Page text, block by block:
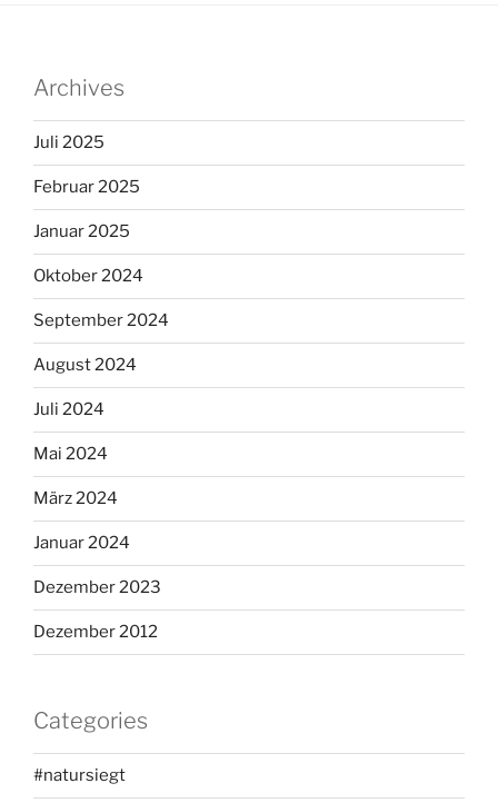
Archives
Juli 2025
Februar 2025
Januar 2025
Oktober 2024
September 2024
August 2024
Juli 2024
Mai 2024
März 2024
Januar 2024
Dezember 2023
Dezember 2012
Categories
#natursiegt